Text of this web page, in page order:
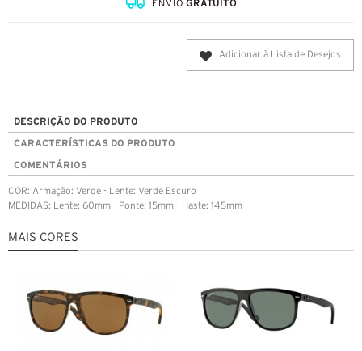
ENVIOGRATUITO
Adicionar à Lista de Desejos
DESCRIÇÃO DO PRODUTO
CARACTERÍSTICAS DO PRODUTO
COMENTÁRIOS
COR: Armação: Verde - Lente: Verde Escuro
MEDIDAS: Lente: 60mm - Ponte: 15mm - Haste: 145mm
MAIS CORES